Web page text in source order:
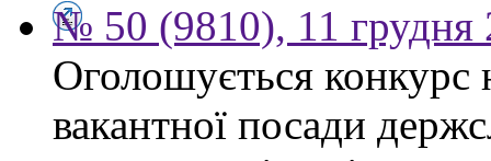
№ 50 (9810), 11 грудня
Оголошується конкурс
вакантної посади